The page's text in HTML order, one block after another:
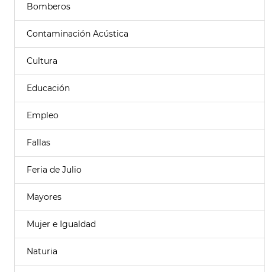
Bomberos
Contaminación Acústica
Cultura
Educación
Empleo
Fallas
Feria de Julio
Mayores
Mujer e Igualdad
Naturia